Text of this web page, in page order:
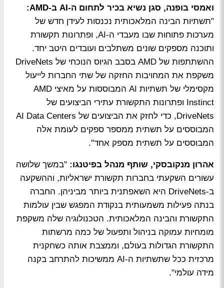
ואמסי בופנה, סגן נשיא בכיר לתחום ה-AI ב-AMD:
"תשתיות הבינה המלאכותית נכנסות לעידן חדש של
מערכות פתוחות שבו מעבדי ה-AI, ופתרונות תקשורת
ותוכנה מספקים שונים משתלבים ועובדים היטב יחד.
ההשתתפות של AMD בסבב הגיוס הנוכחי של DriveNets
משקפת את המחויבות החזקה של שתי החברות לייעול
מקסימלי של תשתיות AI המבוססות על מאיצי AMD
Instinct ופתרונות התקשורת עתירי הביצועים של
DriveNets, כדי לחזק את הביצועים של AI Data Centers
המבוססים על תשתית ממספר ספקים לעומת אלה
המבוססים על תשתית מספק אחד".
אהרון מנקובסקי, שותף מנהל בפיטנגו: "במשך שלושה
עשורים השקעתי בחברות תקשורת ישראליות, וההשקעה
ב-DriveNets היא השאפתנית ביותר מביניהן. החברה
בנתה פעילות משמעותית בנקודת המפגש שבין עולמות
התקשורת והבינה המלאכותית. הטכנולוגיה שלה משקפת
מומחיות עמוקה בניהול ותפעול של כמה מרשתות
התקשורת הגדולות בעולם, וממצבת אותה כשחקנית
מרכזית ככל שתשתיות ה-AI ממשיכות להתרחב בקנה
מידה עולמי".